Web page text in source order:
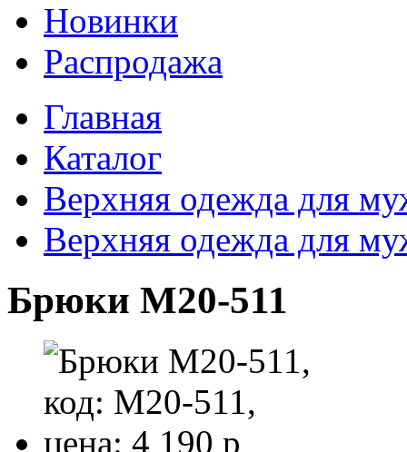
Новинки
Распродажа
Главная
Каталог
Верхняя одежда для
Верхняя одежда для
Брюки M20-511